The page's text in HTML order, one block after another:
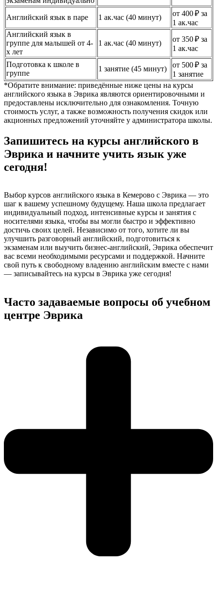
Английский язык в паре 1 ак.час (40 минут)
от 400 ₽ за
1 ак.час
Английский язык в
группе для малышей от 4-
х лет
1 ак.час (40 минут)
от 350 ₽ за
1 ак.час
Подготовка к школе в
группе
1 занятие (45 минут)
от 500 ₽ за
1 занятие
*Обратите внимание: приведённые ниже цены на курсы
английского языка в Эврика являются ориентировочными и
предоставлены исключительно для ознакомления. Точную
стоимость услуг, а также возможность получения скидок или
акционных предложений уточняйте у администратора школы.
Запишитесь на курсы английского в
Эврика и начните учить язык уже
сегодня!
Выбор курсов английского языка в Кемерово с Эврика — это
шаг к вашему успешному будущему. Наша школа предлагает
индивидуальный подход, интенсивные курсы и занятия с
носителями языка, чтобы вы могли быстро и эффективно
достичь своих целей. Независимо от того, хотите ли вы
улучшить разговорный английский, подготовиться к
экзаменам или выучить бизнес-английский, Эврика обеспечит
вас всеми необходимыми ресурсами и поддержкой. Начните
свой путь к свободному владению английским вместе с нами
— записывайтесь на курсы в Эврика уже сегодня!
Часто задаваемые вопросы об учебном
центре Эврика